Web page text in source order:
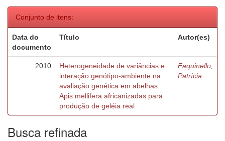
Conjunto de itens:
Data do
documento
Título Autor(es)
2010
Heterogeneidade de variâncias e
interação genótipo-ambiente na
avaliação genética em abelhas
Apis mellifera africanizadas para
produção de geléia real
Faquinello,
Patrícia
Busca refinada